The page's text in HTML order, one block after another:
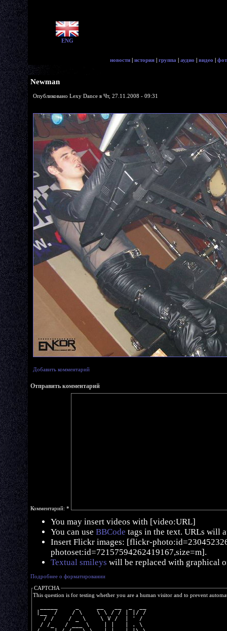
ENG
новости | история | группа | аудио | видео |
Newman
Опубликовано Lexy Dance в Чт, 27.11.2008 - 09:31
Добавить комментарий
Отправить комментарий
Комментарий: *
You may insert videos with [video:URL]
You can use BBCode tags in the text. URLs will
Insert Flickr images: [flickr-
photoset:id=72157594262419167,size=m].
Textual smileys will be replaced with graphical
Подробнее о форматировании
CAPTCHA
This question is for testing whether you are a human visitor and to prevent
|__  /    / \    \ \ / / | |/ /
   / /    / _ \    \ V /  | ' /
  / /_   / ___ \    | |   | . \